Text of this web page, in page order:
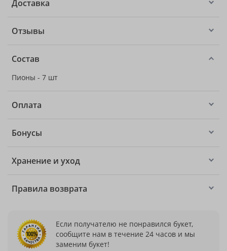
Доставка
Отзывы
Состав
Пионы - 7 шт
Оплата
Бонусы
Хранение и уход
Правила возврата
Если получателю не понравился букет,
сообщите нам в течение 24 часов и мы
заменим букет!